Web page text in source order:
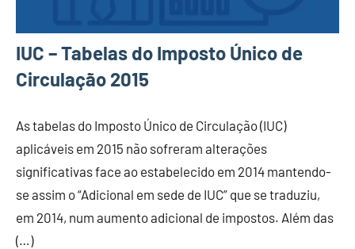
IUC – Tabelas do Imposto Único de
Circulação 2015
As tabelas do Imposto Único de Circulação (IUC)
aplicáveis em 2015 não sofreram alterações
significativas face ao estabelecido em 2014 mantendo-
se assim o “Adicional em sede de IUC” que se traduziu,
em 2014, num aumento adicional de impostos. Além das
(…)